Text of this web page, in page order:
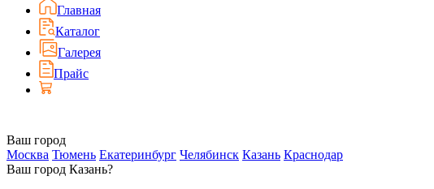
Главная
Каталог
Галерея
Прайс
Ваш город
Москва Тюмень Екатеринбург Челябинск Казань Краснодар
Ваш город Казань?